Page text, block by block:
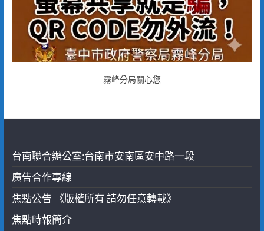
霧峰分局關心您
台南聯合辦公室:台南市安南區安中路一段
廣告合作專線
焦點公告 《版權所有 請勿任意轉載》
焦點時報簡介